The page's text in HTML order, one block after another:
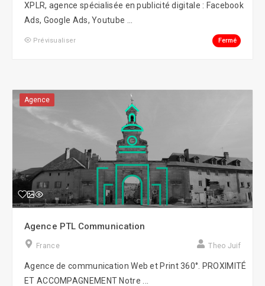
XPLR, agence spécialisée en publicité digitale : Facebook
Ads, Google Ads, Youtube ...
Prévisualiser Fermé
Agence
Agence PTL Communication
France Theo Juif
Agence de communication Web et Print 360°. PROXIMITÉ
ET ACCOMPAGNEMENT Notre ...